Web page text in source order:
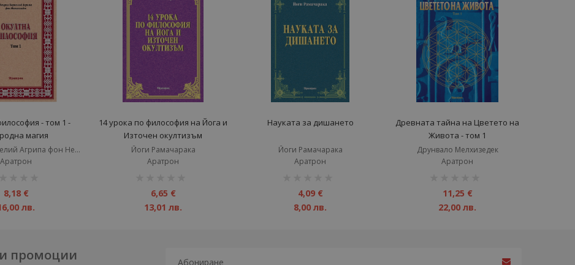
- том 1 -
магия
Хенрих Корнелий Агрипа фон Нетесхайм
Аратрон
8,18 €
лв.
14 урока по философия на Йога и
Източен окултизъм
Йоги Рамачарака
Аратрон
6,65 €
13,01 лв.
Науката за дишането
Йоги Рамачарака
Аратрон
4,09 €
8,00 лв.
Древната тайна на Цветето на
Живота - том 1
Друнвало Мелхизедек
Аратрон
11,25 €
22,00 лв.
промоции